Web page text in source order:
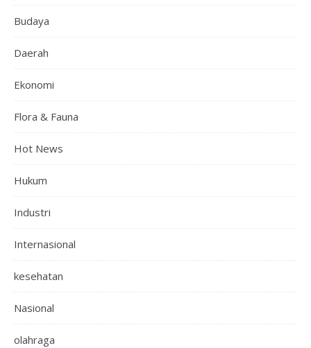
Budaya
Daerah
Ekonomi
Flora & Fauna
Hot News
Hukum
Industri
Internasional
kesehatan
Nasional
olahraga